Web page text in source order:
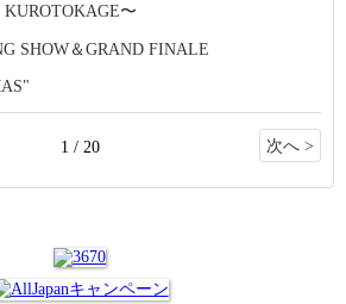
KUROTOKAGE〜
SHOW＆GRAND FINALE
1 / 20 次へ >